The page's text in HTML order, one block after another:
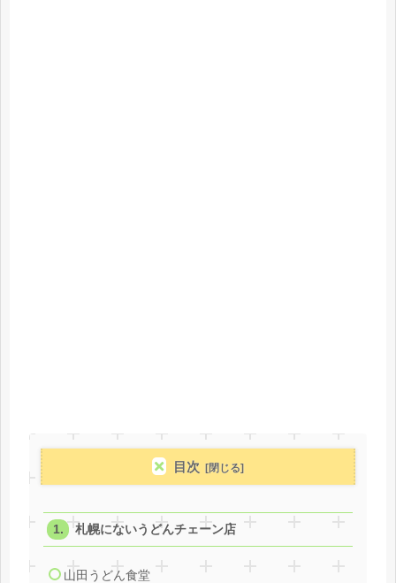
目次
札幌にないうどんチェーン店
山田うどん食堂